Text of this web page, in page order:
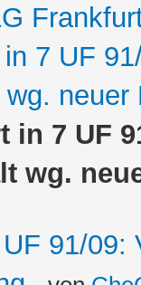
7 UF
neuer
in 7 UF
wg.
91/09: